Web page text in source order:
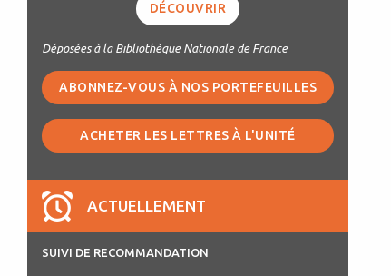
DÉCOUVRIR
Déposées à la Bibliothèque Nationale de France
ABONNEZ-VOUS À NOS PORTEFEUILLES
ACHETER LES LETTRES À L'UNITÉ
ACTUELLEMENT
SUIVI DE RECOMMANDATION